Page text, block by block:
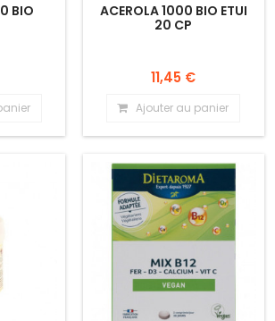
BIO
ACEROLA 1000 BIO ETUI
20 CP
11,45 €
Ajouter au panier